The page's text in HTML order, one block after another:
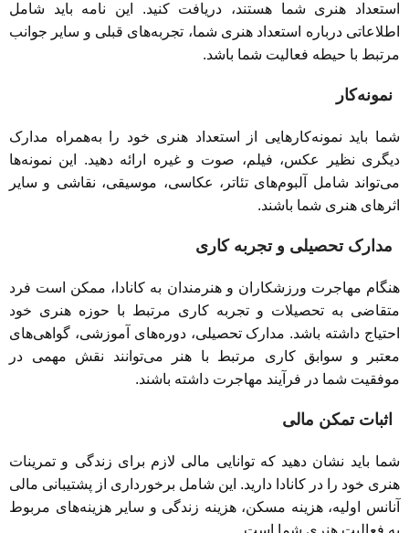
استعداد هنری شما هستند، دریافت کنید. این نامه باید شامل
اطلاعاتی درباره استعداد هنری شما، تجربه‌های قبلی و سایر جوانب
مرتبط با حیطه فعالیت شما باشد.
نمونه‌کار
شما باید نمونه‌کارهایی از استعداد هنری خود را به‌همراه مدارک
دیگری نظیر عکس، فیلم، صوت و غیره ارائه دهید. این نمونه‌ها
می‌تواند شامل آلبوم‌های تئاتر، عکاسی، موسیقی، نقاشی و سایر
اثرهای هنری شما باشند.
مدارک تحصیلی و تجربه کاری
هنگام مهاجرت ورزشکاران و هنرمندان به کانادا، ممکن است فرد
متقاضی به تحصیلات و تجربه کاری مرتبط با حوزه هنری خود
احتیاج داشته باشد. مدارک تحصیلی، دوره‌های آموزشی، گواهی‌های
معتبر و سوابق کاری مرتبط با هنر می‌توانند نقش مهمی در
موفقیت شما در فرآیند مهاجرت داشته باشند.
اثبات تمکن مالی
شما باید نشان دهید که توانایی مالی لازم برای زندگی و تمرینات
هنری خود را در کانادا دارید. این شامل برخورداری از پشتیبانی مالی
آنانس اولیه، هزینه مسکن، هزینه زندگی و سایر هزینه‌های مربوط